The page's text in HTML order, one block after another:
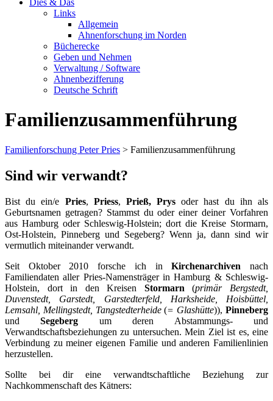
Dies & Das
Links
Allgemein
Ahnenforschung im Norden
Bücherecke
Geben und Nehmen
Verwaltung / Software
Ahnenbezifferung
Deutsche Schrift
Familienzusammenführung
Familienforschung Peter Pries > Familienzusammenführung
Sind wir verwandt?
Bist du ein/e Pries, Priess, Prieß, Prys oder hast du ihn als
Geburtsnamen getragen? Stammst du oder einer deiner Vorfahren
aus Hamburg oder Schleswig-Holstein; dort die Kreise Stormarn,
Ost-Holstein, Pinneberg und Segeberg? Wenn ja, dann sind wir
vermutlich miteinander verwandt.
Seit Oktober 2010 forsche ich inKirchenarchiven nach
Familiendaten aller Pries-Namensträger in Hamburg & Schleswig-
Holstein, dort in den Kreisen Stormarn (primär Bergstedt,
Duvenstedt, Garstedt, Garstedterfeld, Harksheide, Hoisbüttel,
Lemsahl, Mellingstedt, Tangstedterheide(= Glashütte)),Pinneberg
undSegeberg um deren Abstammungs- und
Verwandtschaftsbeziehungen zu untersuchen. Mein Ziel ist es, eine
Verbindung zu meiner eigenen Familie und anderen Familienlinien
herzustellen.
Sollte bei dir eine verwandtschaftliche Beziehung zur
Nachkommenschaft des Kätners: